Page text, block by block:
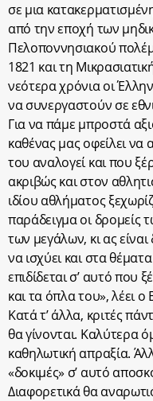
σε μια
από την εποχή των
Πελοποννησιακού
1821 και τη
νεότερα χρόνια οι
να συνεργαστούν σε
Για να πάμε μπροστά
καθένας μας οφείλει να
του αναλογεί και που
ακριβώς και στον
ιδίου αθλήματος
παράδειγμα οι δρομείς
των μεγάλων, κι ας είναι
να ισχύει και στα
επιδίδεται σ’ αυτό που
και τα όπλα του», λέει ο
Κατά τ’ άλλα, κριτές
θα γίνονται. Καλύτερα
καθηλωτική απραξία.
«δοκιμές» σ’ αυτό
Διαφορετικά θα